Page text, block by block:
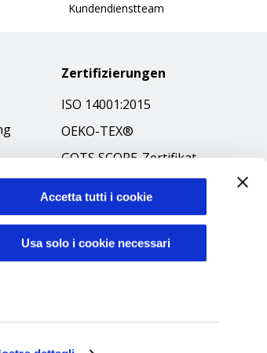
Accetta tutti i cookie
Usa solo i cookie necessari
Kundendienstteam
Zertifizierungen
ISO 14001:2015
OEKO-TEX®
GOTS SCOPE-Zertifikat
GRS SCOPE-Zertifikat
Umweltpolitik
Produktsicherheit